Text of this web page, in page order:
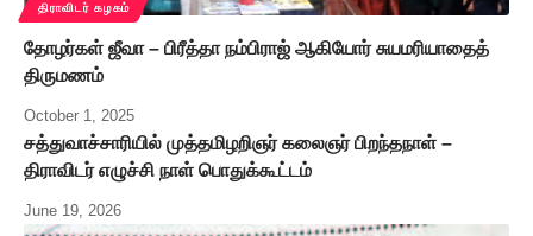
திராவிடர் கழகம்
தோழர்கள் ஜீவா – பிரீத்தா நம்பிராஜ் ஆகியோர் சுயமரியாதைத்
திருமணம்
October 1, 2025
சத்துவாச்சாரியில் முத்தமிழறிஞர் கலைஞர் பிறந்தநாள் –
திராவிடர் எழுச்சி நாள் பொதுக்கூட்டம்
June 19, 2026